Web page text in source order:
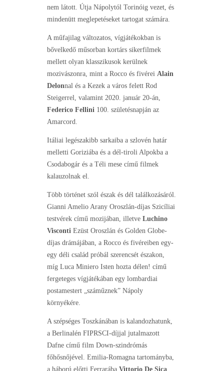
nem látott. Útja Nápolytól Torinóig vezet, és
mindenütt meglepetéseket tartogat számára.
A műfajilag változatos, vígjátékokban is
bővelkedő műsorban kortárs sikerfilmek
mellett olyan klasszikusok kerülnek
mozivászonra, mint a Rocco és fivérei Alain
Delonnal és a Kezek a város felett Rod
Steigerrel, valamint 2020. január 20-án,
Federico Fellini 100. születésnapján az
Amarcord.
Itáliai legészakibb sarkaiba a szlovén határ
melletti Goriziába és a dél-tiroli Alpokba a
Csodabogár és a Téli mese című filmek
kalauzolnak el.
Több történet szól észak és dél találkozásáról.
Gianni Amelio Arany Oroszlán-díjas Szicíliai
testvérek című mozijában, illetve Luchino
Visconti Ezüst Oroszlán és Golden Globe-
díjas drámájában, a Rocco és fivéreiben egy-
egy déli család próbál szerencsét északon,
míg Luca Miniero Isten hozta délen! című
fergeteges vígjátékában egy lombardiai
postamestert „száműznek” Nápoly
környékére.
A szépséges Toszkánában is kalandozhatunk,
a Berlinalén FIPRSCI-díjjal jutalmazott
Dafne című film Down-szindrómás
főhősnőjével. Emilia-Romagna tartományba,
a háború előtti Ferrarába Vittorio De Sica